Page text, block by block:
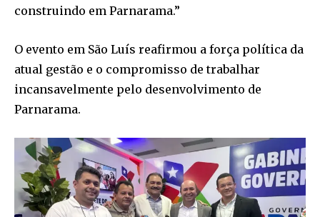
construindo em Parnarama.”
O evento em São Luís reafirmou a força política da
atual gestão e o compromisso de trabalhar
incansavelmente pelo desenvolvimento de
Parnarama.